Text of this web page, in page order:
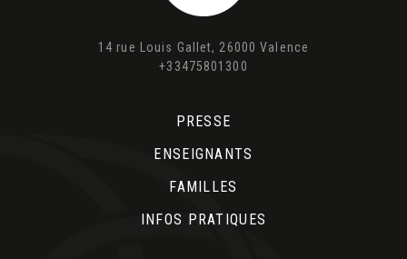
14 rue Louis Gallet, 26000 Valence
+33475801300
PRESSE
ENSEIGNANTS
FAMILLES
INFOS PRATIQUES